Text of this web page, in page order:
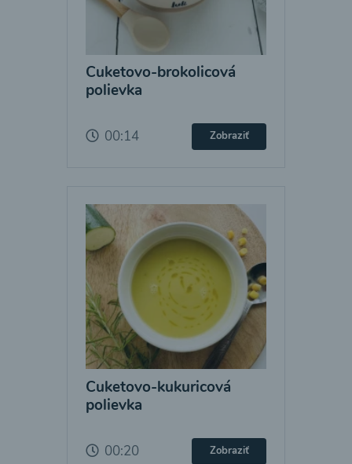
Cuketovo-brokolicová
polievka
00:14 Zobraziť
Cuketovo-kukuricová
polievka
00:20 Zobraziť